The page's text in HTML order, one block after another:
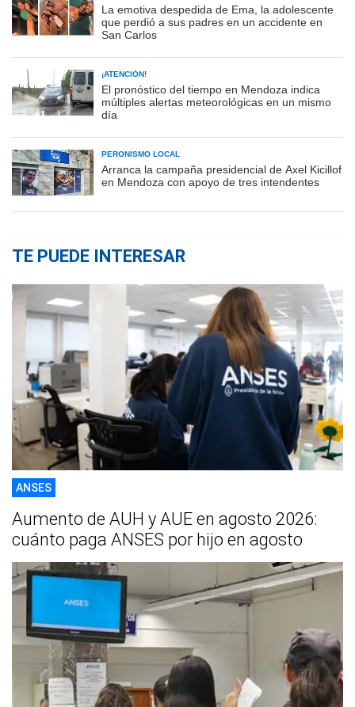
La emotiva despedida de Ema, la adolescente
que perdió a sus padres en un accidente en
San Carlos
¡ATENCIÓN!
El pronóstico del tiempo en Mendoza indica
múltiples alertas meteorológicas en un mismo
día
PERONISMO LOCAL
Arranca la campaña presidencial de Axel Kicillof
en Mendoza con apoyo de tres intendentes
TE PUEDE INTERESAR
ANSES
Aumento de AUH y AUE en agosto 2026:
cuánto paga ANSES por hijo en agosto